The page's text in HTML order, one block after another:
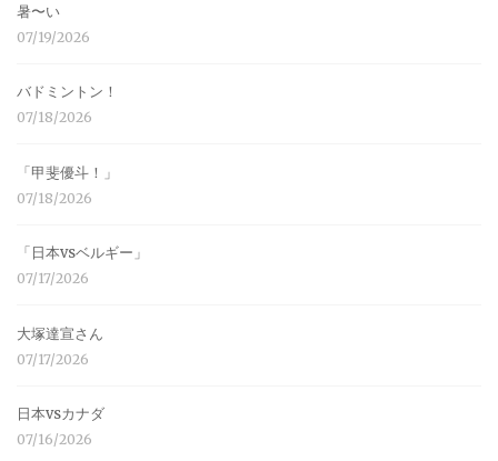
暑〜い
07/19/2026
バドミントン！
07/18/2026
「甲斐優斗！」
07/18/2026
「日本vsベルギー」
07/17/2026
大塚達宣さん
07/17/2026
日本vsカナダ
07/16/2026